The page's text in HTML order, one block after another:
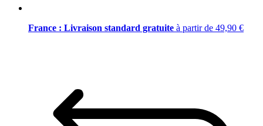
France : Livraison standard gratuite à partir de 49,90 €